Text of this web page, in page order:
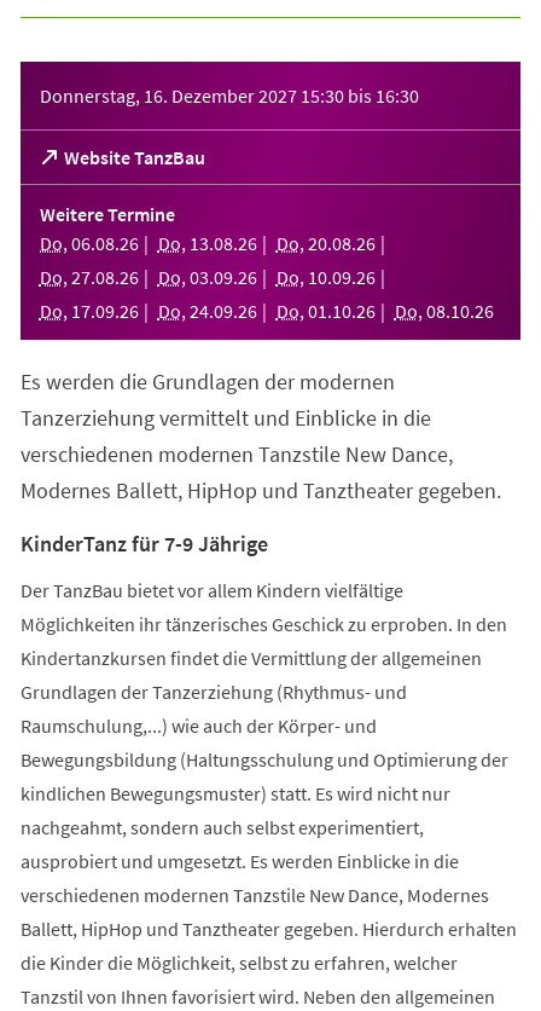
Donnerstag, 16. Dezember 2027 15:30 bis 16:30
Website TanzBau
(Öffnet
in
einem
neuen
Tab)
Weitere Termine
Do, 06.08.26 Do, 13.08.26 Do, 20.08.26
Do, 27.08.26 Do, 03.09.26 Do, 10.09.26
Do, 17.09.26 Do, 24.09.26 Do, 01 .10.26 Do, 08.10.26
Es werden die Grundlagen der modernen
Tanzerziehung vermittelt und Einblicke in die
verschiedenen modernen Tanzstile New Dance,
Modernes Ballett, HipHop und Tanztheater gegeben.
KinderTanz für 7-9 Jährige
Der TanzBau bietet vor allem Kindern vielfältige
Möglichkeiten ihr tänzerisches Geschick zu erproben. In den
Kindertanzkursen findet die Vermittlung der allgemeinen
Grundlagen der Tanzerziehung (Rhythmus- und
Raumschulung,...) wie auch der Körper- und
Bewegungsbildung (Haltungsschulung und Optimierung der
kindlichen Bewegungsmuster) statt. Es wird nicht nur
nachgeahmt, sondern auch selbst experimentiert,
ausprobiert und umgesetzt. Es werden Einblicke in die
verschiedenen modernen Tanzstile New Dance, Modernes
Ballett, HipHop und Tanztheater gegeben. Hierdurch erhalten
die Kinder die Möglichkeit, selbst zu erfahren, welcher
Tanzstil von Ihnen favorisiert wird. Neben den allgemeinen